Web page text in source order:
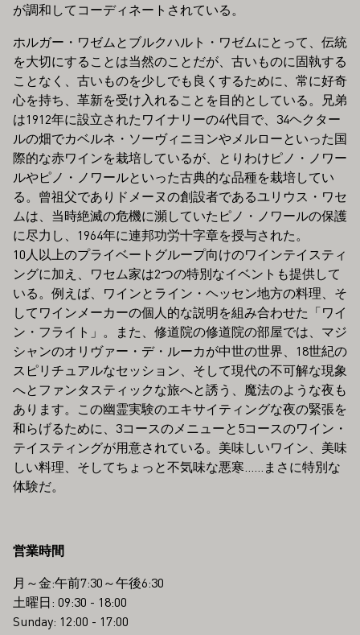
が調和してコーディネートされている。
ホルガー・ワゼムとブルクハルト・ワゼムにとって、伝統
を大切にすることは当然のことだが、古いものに固執する
ことなく、古いものを少しでも良くするために、常に好奇
心を持ち、革新を受け入れることを目的としている。兄弟
は1912年に設立されたワイナリーの4代目で、34ヘクター
ルの畑でカベルネ・ソーヴィニヨンやメルローといった国
際的な赤ワインを栽培しているが、とりわけピノ・ノワー
ルやピノ・ノワールといった古典的な品種を栽培してい
る。曾祖父でありドメーヌの創設者であるユリウス・ワセ
ムは、当時絶滅の危機に瀕していたピノ・ノワールの保護
に尽力し、1964年に連邦功労十字章を授与された。
10人以上のプライベートグループ向けのワインテイスティ
ングに加え、ワセム家は2つの特別なイベントも提供して
いる。例えば、ワインとライン・ヘッセン地方の料理、そ
してワインメーカーの個人的な説明を組み合わせた「ワイ
ン・フライト」。また、修道院の修道院の部屋では、マジ
シャンのオリヴァー・デ・ルーカが中世の世界、18世紀の
スピリチュアルなセッション、そして現代の不可解な現象
へとファンタスティックな旅へと誘う、魔法のような夜も
あります。この幽霊実験のエキサイティングな夜の緊張を
和らげるために、3コースのメニューと5コースのワイン・
テイスティングが用意されている。美味しいワイン、美味
しい料理、そしてちょっと不気味な悪寒......まさに特別な
体験だ。
営業時間
月～金:午前7:30～午後6:30
土曜日: 09:30 - 18:00
Sunday: 12:00 - 17:00